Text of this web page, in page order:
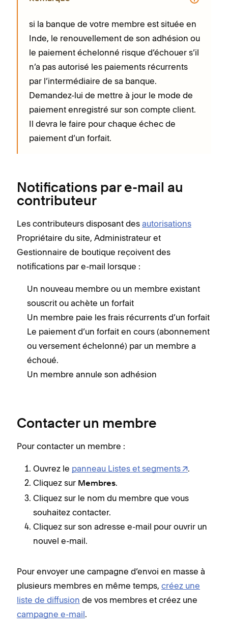
si la banque de votre membre est située en
Inde, le renouvellement de son adhésion ou
le paiement échelonné risque d’échouer s’il
n’a pas autorisé les paiements récurrents
par l’intermédiaire de sa banque.
Demandez-lui de mettre à jour le mode de
paiement enregistré sur son compte client.
Il devra le faire pour chaque échec de
paiement d’un forfait.
Notifications par e-mail au
contributeur
Les contributeurs disposant des autorisations
Propriétaire du site, Administrateur et
Gestionnaire de boutique reçoivent des
notifications par e-mail lorsque :
Un nouveau membre ou un membre existant
souscrit ou achète un forfait
Un membre paie les frais récurrents d’un forfait
Le paiement d’un forfait en cours (abonnement
ou versement échelonné) par un membre a
échoué.
Un membre annule son adhésion
Contacter un membre
Pour contacter un membre :
Ouvrez le panneau Listes et segments
.
Cliquez sur Membres.
Cliquez sur le nom du membre que vous
souhaitez contacter.
Cliquez sur son adresse e-mail pour ouvrir un
nouvel e-mail.
Pour envoyer une campagne d’envoi en masse à
plusieurs membres en même temps, créez une
liste de diffusion de vos membres et créez une
campagne e-mail.